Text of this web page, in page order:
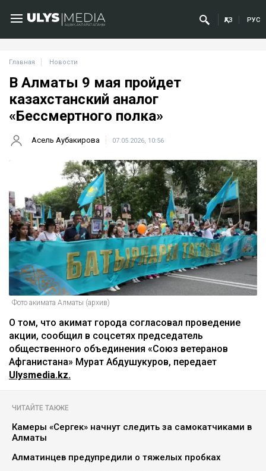
ҚАЗ РУС
Главная Новости
В Алматы 9 мая пройдет
казахстанский аналог
«Бессмертного полка»
Асель Аубакирова 07.05.2026, 10:56
Фото акимата Алматы (архив)
О том, что акимат города согласовал проведение
акции, сообщил в соцсетях председатель
общественного объединения «Союз ветеранов
Афганистана» Мурат Абдушукуров, передает
Ulysmedia.kz.
ЧИТАЙТЕ ТАКЖЕ
Камеры «Сергек» начнут следить за самокатчиками в
Алматы
Алматинцев предупредили о тяжелых пробках